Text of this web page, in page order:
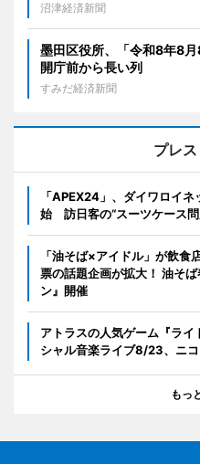
沼津経済新聞
墨田区役所、「令和8年8
開庁前から長い列
すみだ経済新聞
プレ
「APEX24」、ダイワロイ
始 訪日客の“スーツケース問
「油そば×アイドル」が飲食
票の話題企画が拡大！ 油そ
ン』開催
アトラスの人気ゲーム『ラ
シャル音楽ライブ8/23、ニ
もっ